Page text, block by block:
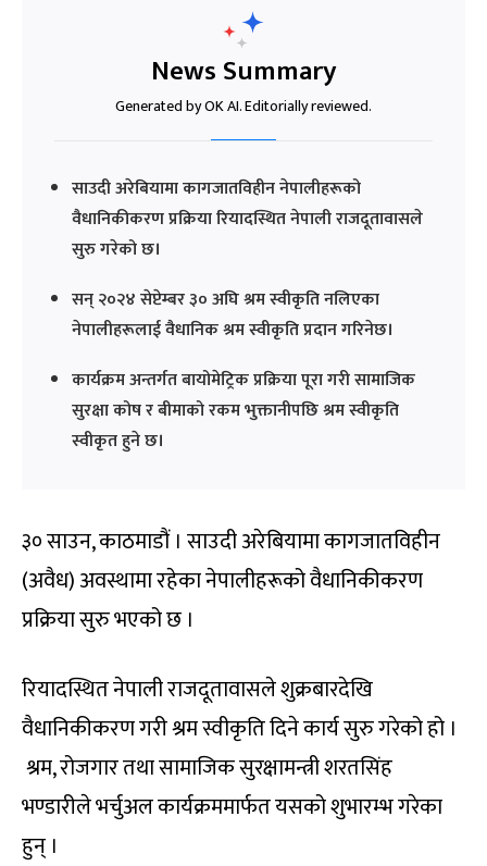
News Summary
Generated by OK AI. Editorially reviewed.
साउदी अरेबियामा कागजातविहीन नेपालीहरूको
वैधानिकीकरण प्रक्रिया रियादस्थित नेपाली राजदूतावासले
सुरु गरेको छ।
सन् २०२४ सेप्टेम्बर ३० अघि श्रम स्वीकृति नलिएका
नेपालीहरूलाई वैधानिक श्रम स्वीकृति प्रदान गरिनेछ।
कार्यक्रम अन्तर्गत बायोमेट्रिक प्रक्रिया पूरा गरी सामाजिक
सुरक्षा कोष र बीमाको रकम भुक्तानीपछि श्रम स्वीकृति
स्वीकृत हुने छ।
३० साउन, काठमाडौं । साउदी अरेबियामा कागजातविहीन
(अवैध) अवस्थामा रहेका नेपालीहरूको वैधानिकीकरण
प्रक्रिया सुरु भएको छ ।
रियादस्थित नेपाली राजदूतावासले शुक्रबारदेखि
वैधानिकीकरण गरी श्रम स्वीकृति दिने कार्य सुरु गरेको हो ।
श्रम, रोजगार तथा सामाजिक सुरक्षामन्त्री शरतसिंह
भण्डारीले भर्चुअल कार्यक्रममार्फत यसको शुभारम्भ गरेका
हुन् ।